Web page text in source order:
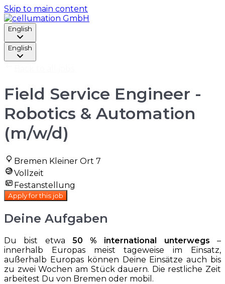
Skip to main content
English
English
Field Service Engineer -
Robotics & Automation
(m/w/d)
Bremen Kleiner Ort 7
Vollzeit
Festanstellung
Apply for this job
Deine Aufgaben
Du bist etwa 50 % international unterwegs –
innerhalb Europas meist tageweise im Einsatz,
außerhalb Europas können Deine Einsätze auch bis
zu zwei Wochen am Stück dauern. Die restliche Zeit
arbeitest Du von Bremen oder mobil.